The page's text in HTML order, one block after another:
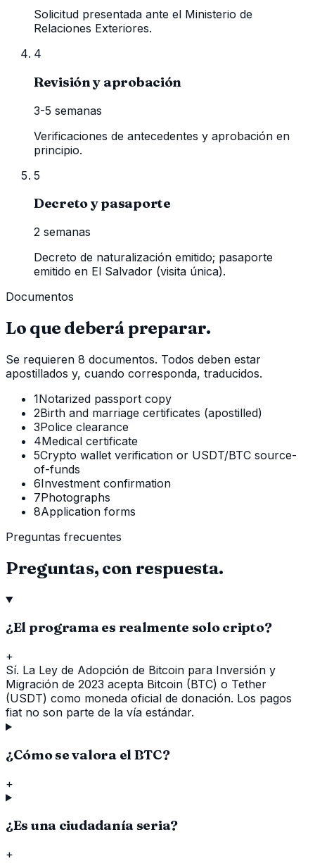
Solicitud presentada ante el Ministerio de
Relaciones Exteriores.
4
Revisión y aprobación
3-5 semanas
Verificaciones de antecedentes y aprobación en
principio.
5
Decreto y pasaporte
2 semanas
Decreto de naturalización emitido; pasaporte
emitido en El Salvador (visita única).
Documentos
Lo que deberá preparar.
Se requieren 8 documentos. Todos deben estar
apostillados y, cuando corresponda, traducidos.
1Notarized passport copy
2Birth and marriage certificates (apostilled)
3Police clearance
4Medical certificate
5Crypto wallet verification or USDT/BTC source-
of-funds
6Investment confirmation
7Photographs
8Application forms
Preguntas frecuentes
Preguntas, con respuesta.
¿El programa es realmente solo cripto?
+
Sí. La Ley de Adopción de Bitcoin para Inversión y
Migración de 2023 acepta Bitcoin (BTC) o Tether
(USDT) como moneda oficial de donación. Los pagos
fiat no son parte de la vía estándar.
¿Cómo se valora el BTC?
+
¿Es una ciudadanía seria?
+